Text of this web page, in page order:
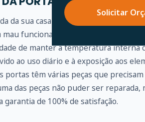
Solicitar
da sua casa são literalmente a porta
mau funcionamento, podem
de manter a temperatura
ao uso diário e à exposição aos
portas têm várias peças que
das peças não puder ser
garantia de 100% de satisfação.